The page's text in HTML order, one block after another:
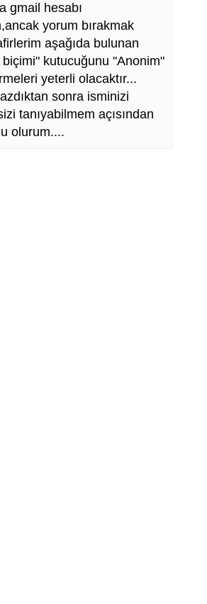
gmail hesabı
yorum bırakmak
aşağıda bulunan
kutucuğunu "Anonim"
yeterli olacaktır...
sonra isminizi
tanıyabilmem açısından
olurum....